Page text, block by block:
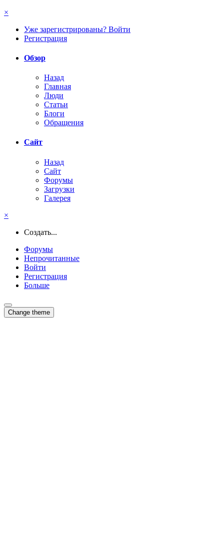
×
Уже зарегистрированы? Войти
Регистрация
Обзор
Назад
Главная
Люди
Статьи
Блоги
Обращения
Сайт
Назад
Сайт
Форумы
Загрузки
Галерея
×
Создать...
Форумы
Непрочитанные
Войти
Регистрация
Больше
Change theme